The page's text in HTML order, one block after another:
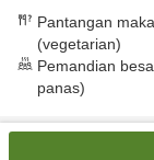
Pantangan
(vegetarian)
Pemandian
panas)